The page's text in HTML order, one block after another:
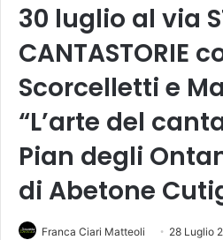
30 luglio al via
CANTASTORIE
Scorcelletti e
“L’arte del
Pian degli
di Abetone
Franca Ciari Matteoli 28 Luglio